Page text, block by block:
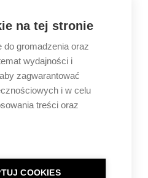
na tej stronie
gromadzenia oraz
wydajności i
zagwarantować
i w celu
treści oraz
COOKIES